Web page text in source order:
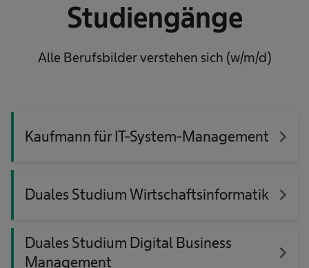
Studiengänge
Alle Berufsbilder verstehen sich (w/m/d)
Kaufmann für IT-System-Management navigate_next
Duales Studium Wirtschaftsinformatik navigate_next
Duales Studium Digital Business
Management
navigate_next